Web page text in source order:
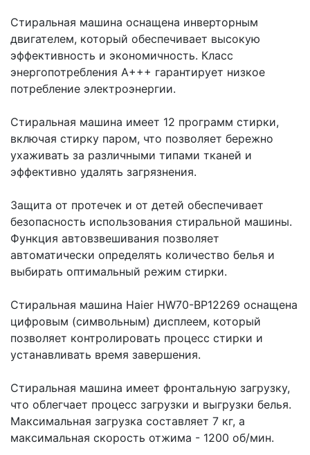
Стиральная машина оснащена инверторным
двигателем, который обеспечивает высокую
эффективность и экономичность. Класс
энергопотребления A+++ гарантирует низкое
потребление электроэнергии.
Стиральная машина имеет 12 программ стирки,
включая стирку паром, что позволяет бережно
ухаживать за различными типами тканей и
эффективно удалять загрязнения.
Защита от протечек и от детей обеспечивает
безопасность использования стиральной машины.
Функция автовзвешивания позволяет
автоматически определять количество белья и
выбирать оптимальный режим стирки.
Стиральная машина Haier HW70-BP12269 оснащена
цифровым (символьным) дисплеем, который
позволяет контролировать процесс стирки и
устанавливать время завершения.
Стиральная машина имеет фронтальную загрузку,
что облегчает процесс загрузки и выгрузки белья.
Максимальная загрузка составляет 7 кг, а
максимальная скорость отжима - 1200 об/мин.